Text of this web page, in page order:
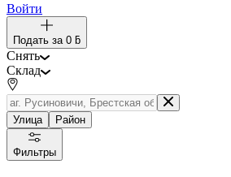
Войти
Подать за 0 ƃ
Снять
Склад
Улица Район
Фильтры